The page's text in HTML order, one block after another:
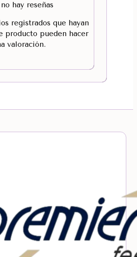
hay reseñas
registrados que hayan
producto pueden hacer
valoración.